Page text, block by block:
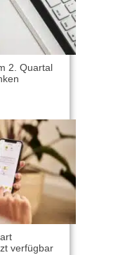
2. Quartal
verfügbar